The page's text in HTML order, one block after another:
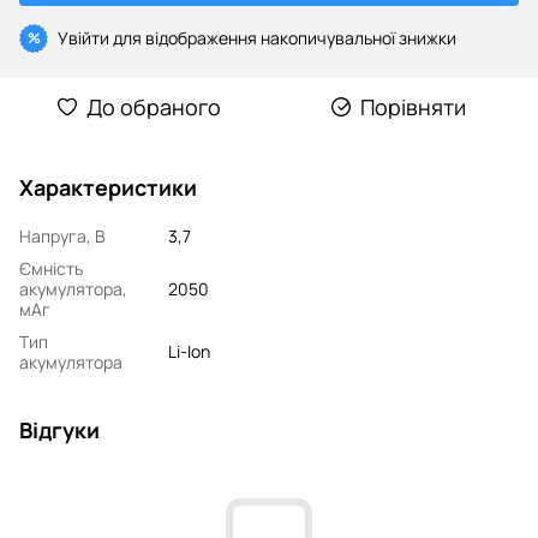
% Увійти для відображення накопичувальної знижки
До обраного Порівняти
Характеристики
Напруга, В
3,7
Ємність
акумулятора,
мАг
2050
Тип
акумулятора
Li-Ion
Відгуки